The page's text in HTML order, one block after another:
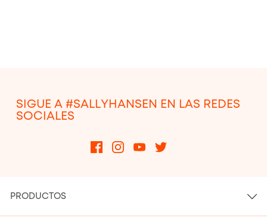
SIGUE A #SALLYHANSEN EN LAS REDES
SOCIALES
PRODUCTOS